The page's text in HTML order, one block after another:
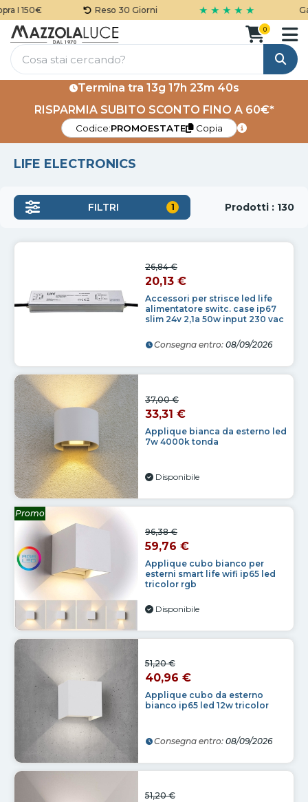
Reso 30 Giorni ★ ★ ★ ★ ★
Cerca
0
Termina tra13g 17h 23m 38s
RISPARMIA SUBITO SCONTO FINO A 60€*
Codice:PROMOESTATE Copia
LIFE ELECTRONICS
FILTRI 1 Prodotti : 130
Accessori per strisce led life
alimentatore switc. case ip67
slim 24v 2,1a 50w input 230 vac
26,84 €
20,13 €
Consegna entro: 08/09/2026
Applique bianca da esterno led
7w 4000k tonda
37,00 €
33,31 €
Disponibile
Applique cubo bianco per
esterni smart life wifi ip65 led
tricolor rgb
96,38 €
59,76 €
Disponibile
Promo
Applique cubo da esterno
bianco ip65 led 12w tricolor
51,20 €
40,96 €
Consegna entro: 08/09/2026
51,20 €